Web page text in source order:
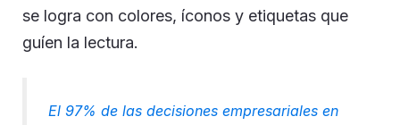
se logra con colores, íconos y etiquetas que
guíen la lectura.
El 97% de las decisiones empresariales en